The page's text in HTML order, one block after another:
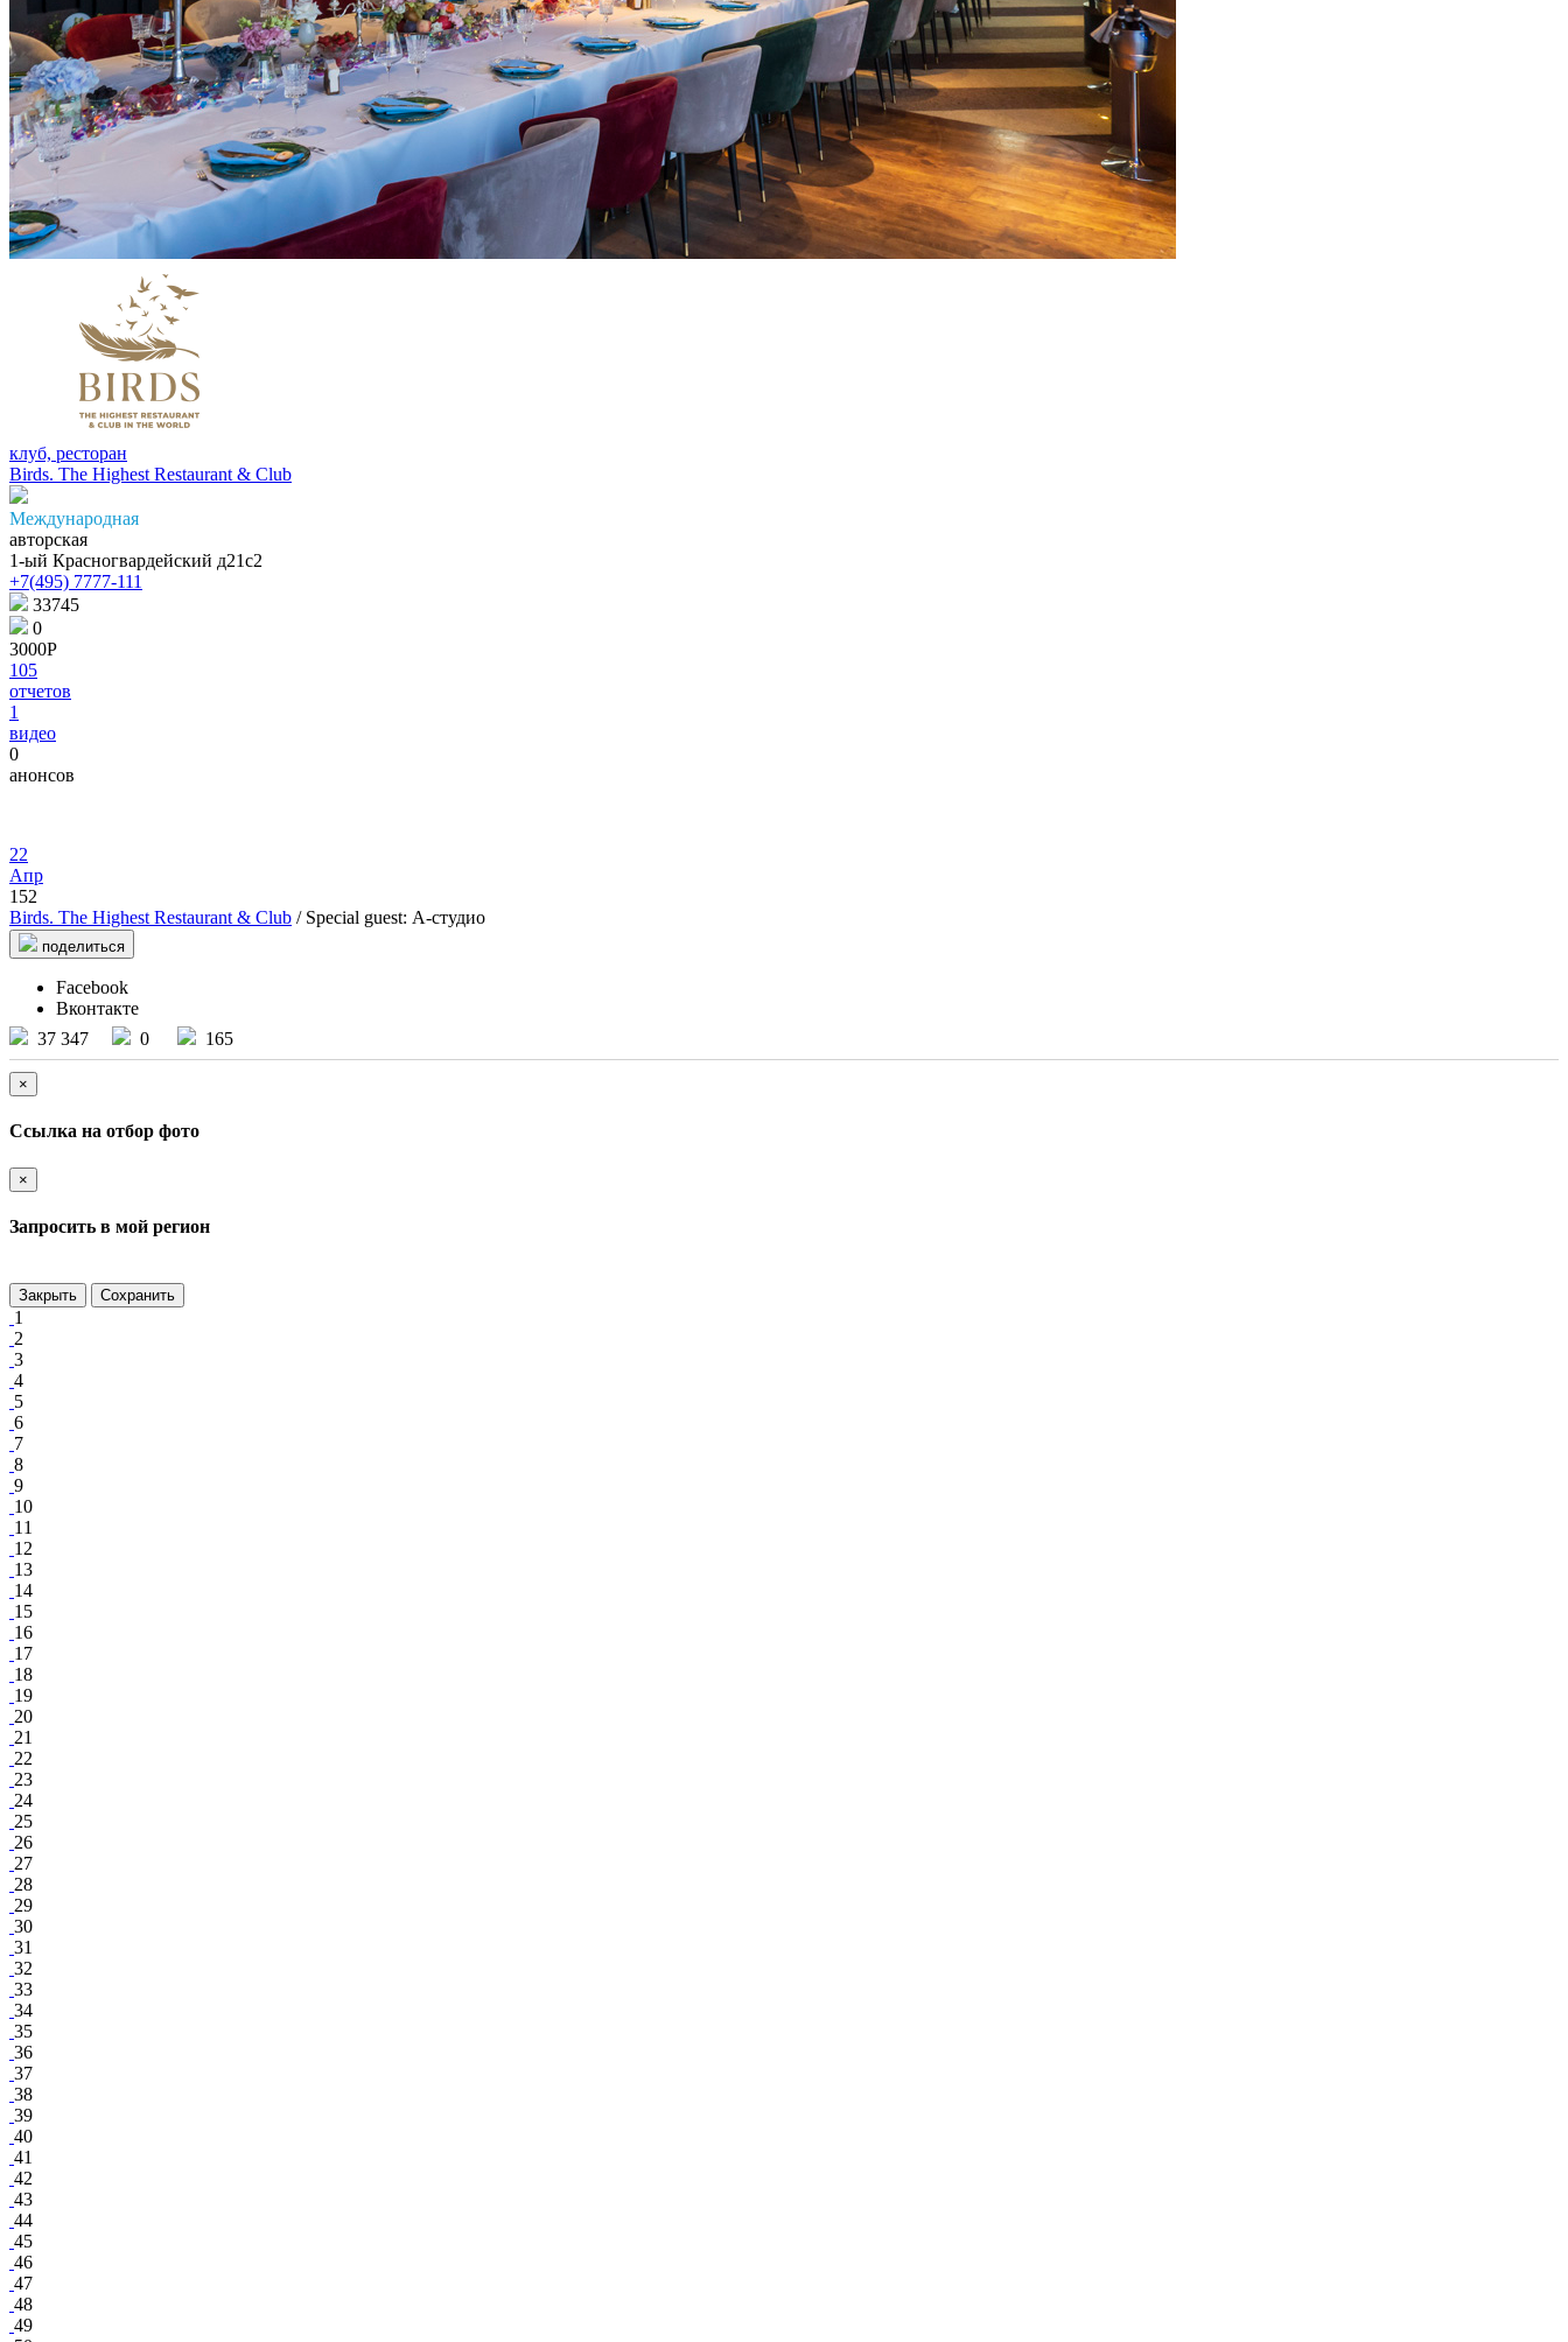
клуб, ресторан
Birds. The Highest Restaurant & Club
Международная
авторская
1-ый Красногвардейский д21с2
+7(495) 7777-111
33745
0
3000Р
105
отчетов
1
видео
0
анонсов
22
Апр
152
Birds. The Highest Restaurant & Club / Special guest: А-студио
поделиться
Facebook
Вконтакте
37 347
0 165
×
Ссылка на отбор фото
×
Запросить в мой регион
Закрыть Сохранить
1
2
3
4
5
6
7
8
9
10
11
12
13
14
15
16
17
18
19
20
21
22
23
24
25
26
27
28
29
30
31
32
33
34
35
36
37
38
39
40
41
42
43
44
45
46
47
48
49